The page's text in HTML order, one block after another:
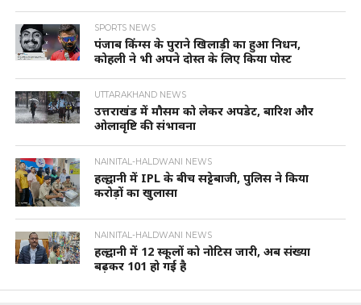
SPORTS NEWS
पंजाब किंग्स के पुराने खिलाड़ी का हुआ निधन,
कोहली ने भी अपने दोस्त के लिए किया पोस्ट
UTTARAKHAND NEWS
उत्तराखंड में मौसम को लेकर अपडेट, बारिश और
ओलावृष्टि की संभावना
NAINITAL-HALDWANI NEWS
हल्द्वानी में IPL के बीच सट्टेबाजी, पुलिस ने किया
करोड़ों का खुलासा
NAINITAL-HALDWANI NEWS
हल्द्वानी में 12 स्कूलों को नोटिस जारी, अब संख्या
बढ़कर 101 हो गई है